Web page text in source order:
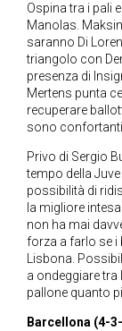
Ospina tra i pali
Manolas.
saranno Di
triangolo con
presenza di
Mertens punta
recuperare
sono
Privo di Sergio
tempo della
possibilità di
la migliore
non ha mai
forza a farlo se i
Lisbona.
a ondeggiare tra
pallone quanto
Barcellona (4-